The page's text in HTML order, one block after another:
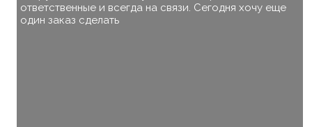
ответственные и всегда на связи. Сегодня хочу еще
один заказ сделать